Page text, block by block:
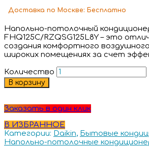
Доставка по Москве: Бесплатно
Напольно-потолочный
FHQ125C/RZQSG125L8Y – это
создания комфортного
широких помещениях за счет
Количество
В корзину
Заказать в один клик
В ИЗБРАННОЕ
Категории: Daikin, Бытовые
Напольно-потолочные